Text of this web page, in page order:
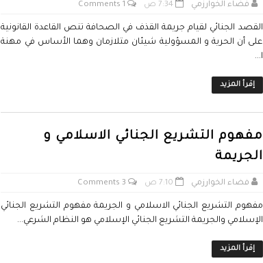
فضاء الخوارزمي 7:34 ص 1 Comments
القصد الجنائي لقيام جريمة القذف في الصحافة تنص القاعدة القانونية
على أن الحرية و المسؤولية شيئان متلازمان وهما الأساس في مهنة
ا...
إقرأ المزيد
مفهوم التشريع الجنائي الاسلامي و
الجريمة
فضاء الخوارزمي 7:10 ص 3 Comments
مفهوم التشريع الجنائي الاسلامي و الجريمة مفهوم التشريع الجنائي
الإسلامي والجريمة التشريع الجنائي الإسلامي هو النظام الشرعي...
إقرأ المزيد